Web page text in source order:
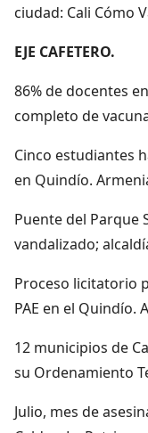
ciudad: Cali Cómo
EJE CAFETERO.
86% de docentes
completo de
Cinco estudiantes
en Quindío.
Puente del Parque
vandalizado;
Proceso licitatorio
PAE en el Quindío.
12 municipios de
su Ordenamiento
Julio, mes de